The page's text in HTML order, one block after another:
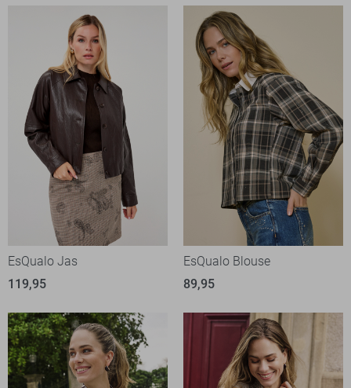
EsQualo Jas
119,95
EsQualo Blouse
89,95